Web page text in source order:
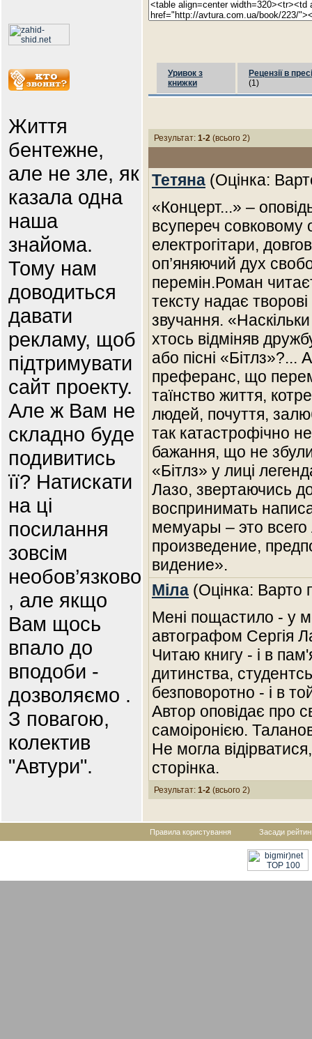
Життя
бентежне,
але не зле, як
казала одна
наша
знайома.
Тому нам
доводиться
давати
рекламу, щоб
підтримувати
сайт проекту.
Але ж Вам не
складно буде
подивитись
її? Натискати
на ці
посилання
зовсім
необов’язково
, але якщо
Вам щось
впало до
вподоби -
дозволяємо .
З повагою,
колектив
"Автури".
Уривок з
книжки
Рецензії в пресі
(1)
Результат: 1-2 (всього 2)
Тетяна (Оцінка:
«Концерт...» –
всупереч совковому
електрогітари,
оп’яняючий дух
перемін.Роман
тексту надає
звучання.
хтось відміняв
або пісні «Бітлз»?...
преферанс, що
таїнство життя,
людей, почуття,
так катастрофічно
бажання, що не
«Бітлз» у лиці
Лазо, звертаючись
воспринимать
мемуары – это
произведение,
видение».
Міла (Оцінка: Варто
Мені пощастило - у
автографом Сергія
Читаю книгу - і в
дитинства,
безповоротно - і в
Автор оповідає про
самоіронією.
Не могла
сторінка.
Результат: 1-2 (всього 2)
Правила користування Засади